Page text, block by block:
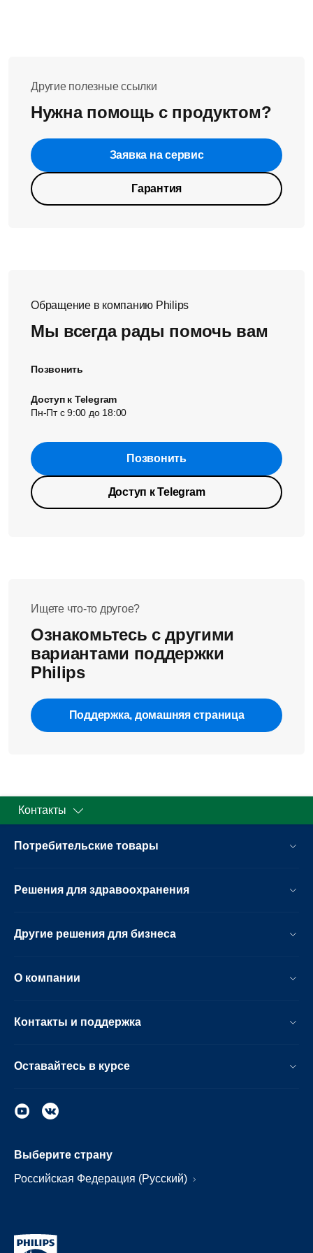
Другие полезные ссылки
Нужна помощь с продуктом?
Заявка на сервис
Гарантия
Обращение в компанию Philips
Мы всегда рады помочь вам
Позвонить
Доступ к Telegram
Пн-Пт с 9:00 до 18:00
Позвонить
Доступ к Telegram
Ищете что-то другое?
Ознакомьтесь с другими
вариантами поддержки
Philips
Поддержка, домашняя страница
Контакты
Потребительские товары
Решения для здравоохранения
Другие решения для бизнеса
О компании
Контакты и поддержка
Оставайтесь в курсе
Выберите страну
Российская Федерация (Русский)